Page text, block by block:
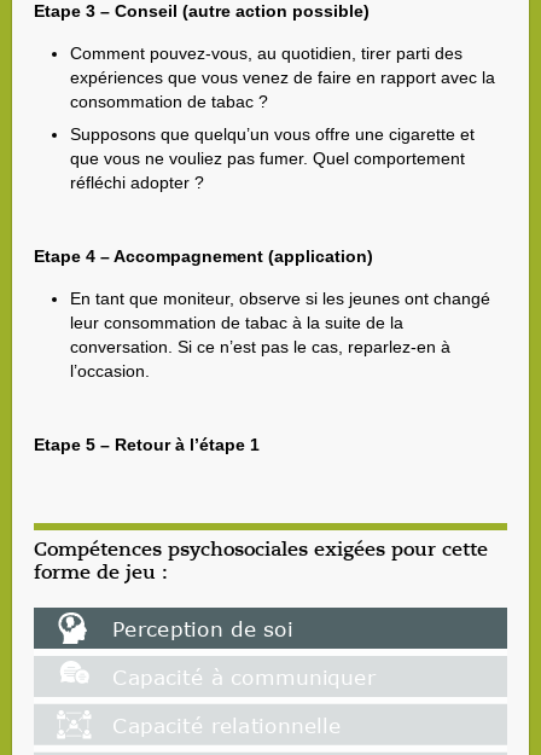
Etape 3 – Conseil (autre action possible)
Comment pouvez-vous, au quotidien, tirer parti des
expériences que vous venez de faire en rapport avec la
consommation de tabac ?
Supposons que quelqu’un vous offre une cigarette et
que vous ne vouliez pas fumer. Quel comportement
réfléchi adopter ?
Etape 4 – Accompagnement (application)
En tant que moniteur, observe si les jeunes ont changé
leur consommation de tabac à la suite de la
conversation. Si ce n’est pas le cas, reparlez-en à
l’occasion.
Etape 5 – Retour à l’étape 1
Compétences psychosociales exigées pour cette
forme de jeu :